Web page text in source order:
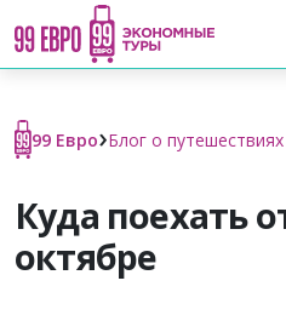
99 Евро›Блог о путешествиях
Куда поехать
октябре